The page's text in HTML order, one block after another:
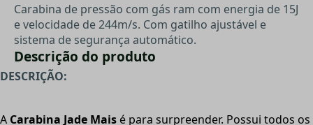
Carabina de pressão com gás ram com energia de 15J
e velocidade de 244m/s. Com gatilho ajustável e
sistema de segurança automático.
Descrição do produto
DESCRIÇÃO:
A Carabina Jade Mais é para surpreender. Possui todos os